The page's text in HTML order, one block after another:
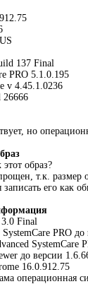
137 Final
PRO 5.1.0.195
v 4.45.1.0236
но
образ?
т.к. размер
записать его как
Final
PRO
SystemCare
до версии
16.0.912.75
операционная